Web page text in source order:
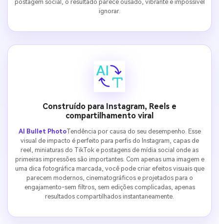
postagem social, o resultado parece ousado, vibrante e impossível
ignorar.
Construído para Instagram, Reels e
compartilhamento viral
AI Bullet PhotoTendência por causa do seu desempenho. Esse
visual de impacto é perfeito para perfis do Instagram, capas de
reel, miniaturas do TikTok e postagens de mídia social onde as
primeiras impressões são importantes. Com apenas uma imagem e
uma dica fotográfica marcada, você pode criar efeitos visuais que
parecem modernos, cinematográficos e projetados para o
engajamento-sem filtros, sem edições complicadas, apenas
resultados compartilhados instantaneamente.